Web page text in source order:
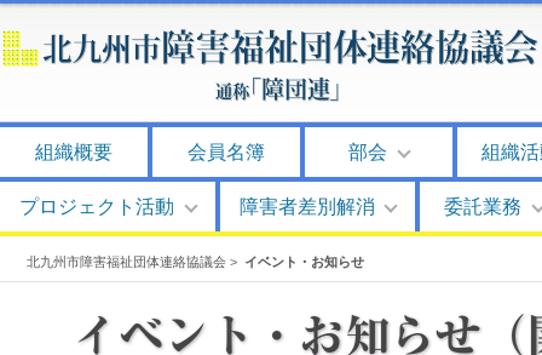
組織概要 会員名簿 部会 組織
プロジェクト活動 障害者差別解消 委託業務
北九州市障害福祉団体連絡協議会 > イベント・お知らせ